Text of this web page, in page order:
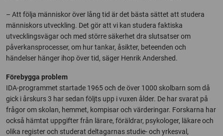
– Att följa människor över lång tid är det bästa sättet att studera
människors utveckling. Det gör att vi kan studera faktiska
utvecklingsvägar och med större säkerhet dra slutsatser om
påverkansprocesser, om hur tankar, åsikter, beteenden och
händelser hänger ihop över tid, säger Henrik Andershed.
Förebygga problem
IDA-programmet startade 1965 och de över 1000 skolbarn som då
gick i årskurs 3 har sedan följts upp i vuxen ålder. De har svarat på
frågor om skolan, hemmet, kompisar och värderingar. Forskarna har
också hämtat uppgifter från lärare, föräldrar, psykologer, läkare och
olika register och studerat deltagarnas studie- och yrkesval,